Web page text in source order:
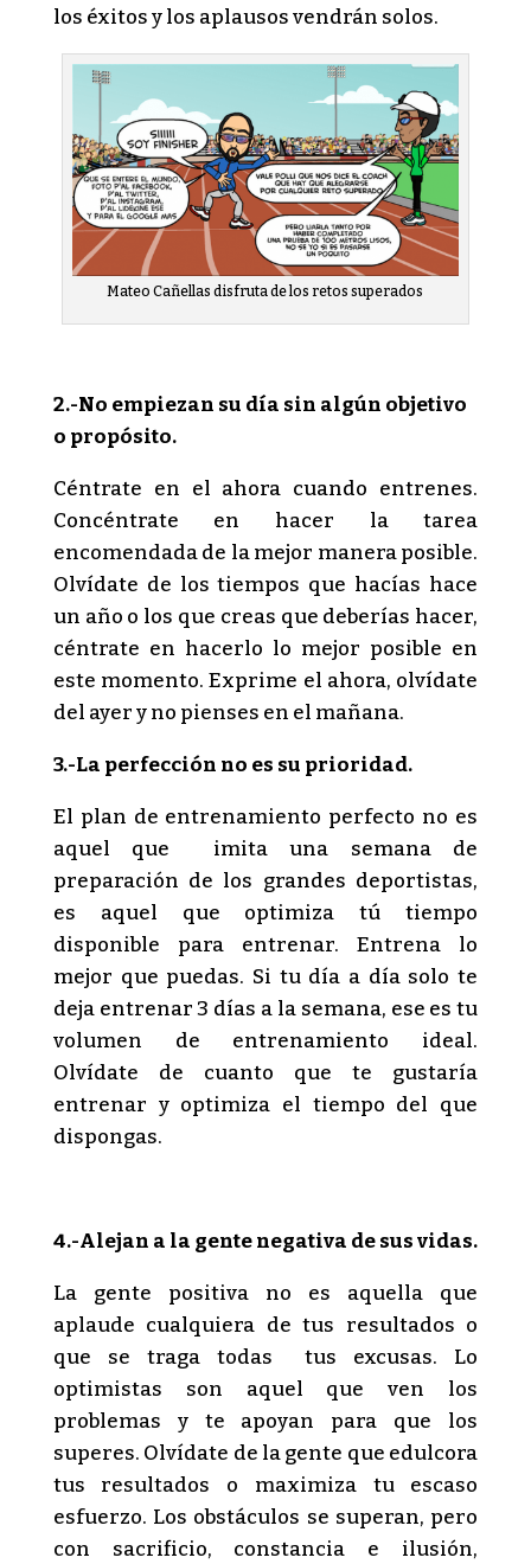
los éxitos y los aplausos vendrán solos.
Mateo Cañellas disfruta de los retos superados
2.-No empiezan su día sin algún objetivo
o propósito.
Céntrate en el ahora cuando entrenes.
Concéntrate en hacer la tarea
encomendada de la mejor manera posible.
Olvídate de los tiempos que hacías hace
un año o los que creas que deberías hacer,
céntrate en hacerlo lo mejor posible en
este momento. Exprime el ahora, olvídate
del ayer y no pienses en el mañana.
3.-La perfección no es su prioridad.
El plan de entrenamiento perfecto no es
aquel que imita una semana de
preparación de los grandes deportistas,
es aquel que optimiza tú tiempo
disponible para entrenar. Entrena lo
mejor que puedas. Si tu día a día solo te
deja entrenar 3 días a la semana, ese es tu
volumen de entrenamiento ideal.
Olvídate de cuanto que te gustaría
entrenar y optimiza el tiempo del que
dispongas.
4.-Alejan a la gente negativa de sus vidas.
La gente positiva no es aquella que
aplaude cualquiera de tus resultados o
que se traga todas tus excusas. Lo
optimistas son aquel que ven los
problemas y te apoyan para que los
superes. Olvídate de la gente que edulcora
tus resultados o maximiza tu escaso
esfuerzo. Los obstáculos se superan, pero
con sacrificio, constancia e ilusión,